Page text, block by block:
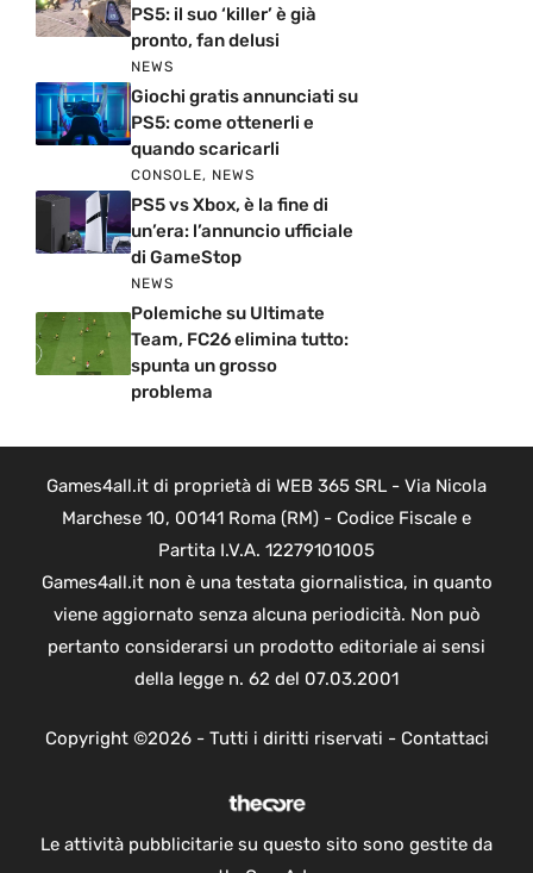
PS5: il suo ‘killer’ è già
pronto, fan delusi
NEWS
Giochi gratis annunciati su
PS5: come ottenerli e
quando scaricarli
CONSOLE, NEWS
PS5 vs Xbox, è la fine di
un’era: l’annuncio ufficiale
di GameStop
NEWS
Polemiche su Ultimate
Team, FC26 elimina tutto:
spunta un grosso
problema
Games4all.it di proprietà di WEB 365 SRL - Via Nicola
Marchese 10, 00141 Roma (RM) - Codice Fiscale e
Partita I.V.A. 12279101005
Games4all.it non è una testata giornalistica, in quanto
viene aggiornato senza alcuna periodicità. Non può
pertanto considerarsi un prodotto editoriale ai sensi
della legge n. 62 del 07.03.2001
Copyright ©2026 - Tutti i diritti riservati - Contattaci
Le attività pubblicitarie su questo sito sono gestite da